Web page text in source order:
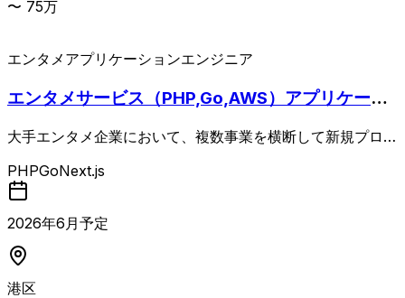
〜 75万
エンタメ アプリケーションエンジニア
エンタメサービス（PHP,Go,AWS）アプリケーシ
大手エンタメ企業において、複数事業を横断して新規プロダ
ジニアとして推進する案件。 インフラからバックエンド、
フロントエンドまで幅広い実装経験を活かしつつ、技術選定
やアーキテクチャ検討を含めたリード役が求められます。 P
HPやGoを用いた開発チームの技術的牽引や、各プロジェク
トの技術課題の整理・解決を横断的に支援していただく想
PHPGoNext.js
2026年6 月予定
港区